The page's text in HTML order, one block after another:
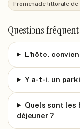
Promenade littorale de
Questions
L'hôtel
Y a-t-il un
Quels sont les
déjeuner ?